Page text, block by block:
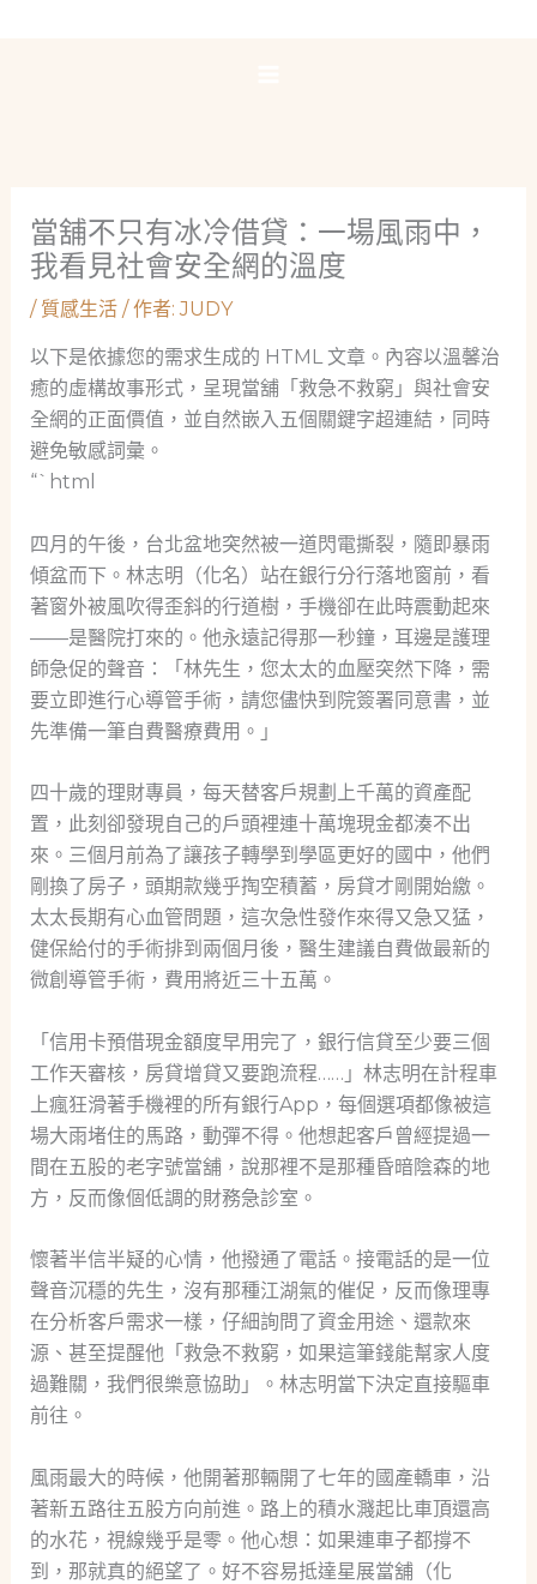
當舖不只有冰冷借貸：一場風雨中，
我看見社會安全網的溫度
/ 質感生活/ 作者:JUDY
以下是依據您的需求生成的 HTML 文章。內容以溫馨治
癒的虛構故事形式，呈現當舖「救急不救窮」與社會安
全網的正面價值，並自然嵌入五個關鍵字超連結，同時
避免敏感詞彙。
“`html
四月的午後，台北盆地突然被一道閃電撕裂，隨即暴雨
傾盆而下。林志明（化名）站在銀行分行落地窗前，看
著窗外被風吹得歪斜的行道樹，手機卻在此時震動起來
——是醫院打來的。他永遠記得那一秒鐘，耳邊是護理
師急促的聲音：「林先生，您太太的血壓突然下降，需
要立即進行心導管手術，請您儘快到院簽署同意書，並
先準備一筆自費醫療費用。」
四十歲的理財專員，每天替客戶規劃上千萬的資產配
置，此刻卻發現自己的戶頭裡連十萬塊現金都湊不出
來。三個月前為了讓孩子轉學到學區更好的國中，他們
剛換了房子，頭期款幾乎掏空積蓄，房貸才剛開始繳。
太太長期有心血管問題，這次急性發作來得又急又猛，
健保給付的手術排到兩個月後，醫生建議自費做最新的
微創導管手術，費用將近三十五萬。
「信用卡預借現金額度早用完了，銀行信貸至少要三個
工作天審核，房貸增貸又要跑流程……」林志明在計程車
上瘋狂滑著手機裡的所有銀行App，每個選項都像被這
場大雨堵住的馬路，動彈不得。他想起客戶曾經提過一
間在五股的老字號當舖，說那裡不是那種昏暗陰森的地
方，反而像個低調的財務急診室。
懷著半信半疑的心情，他撥通了電話。接電話的是一位
聲音沉穩的先生，沒有那種江湖氣的催促，反而像理專
在分析客戶需求一樣，仔細詢問了資金用途、還款來
源、甚至提醒他「救急不救窮，如果這筆錢能幫家人度
過難關，我們很樂意協助」。林志明當下決定直接驅車
前往。
風雨最大的時候，他開著那輛開了七年的國產轎車，沿
著新五路往五股方向前進。路上的積水濺起比車頂還高
的水花，視線幾乎是零。他心想：如果連車子都撐不
到，那就真的絕望了。好不容易抵達星展當舖（化